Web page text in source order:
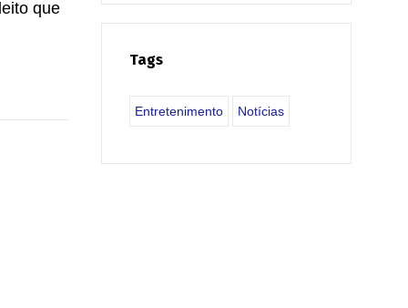
que
Tags
Entretenimento Notícias